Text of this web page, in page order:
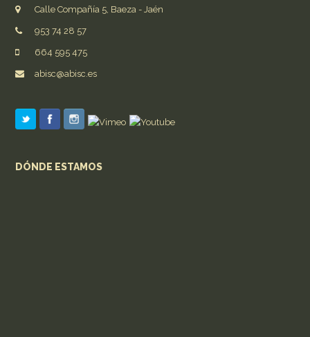
Calle Compañía 5, Baeza - Jaén
953 74 28 57
664 595 475
abisc@abisc.es
DÓNDE ESTAMOS